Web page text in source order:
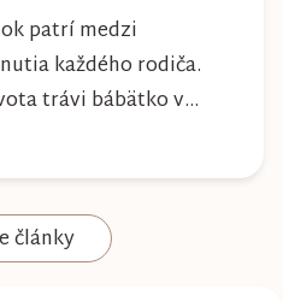
patrí medzi
každého rodiča.
trávi bábätko v
by mala poskytovať
ale aj maximálny
pokožke. Plienky
s dôrazom na
články